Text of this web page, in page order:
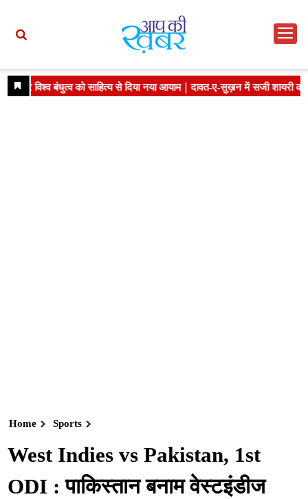
Home Sports
West Indies vs Pakistan, 1st
ODI : पाकिस्तान बनाम वेस्टइंडीज